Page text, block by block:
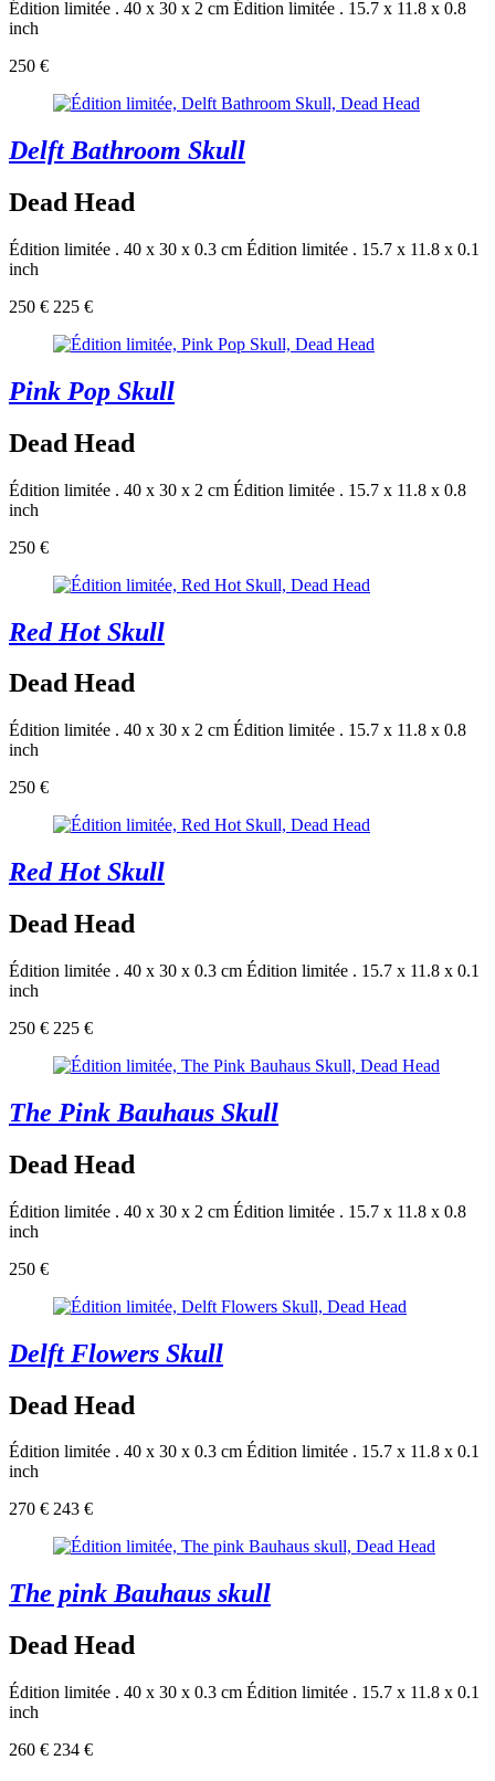
Édition limitée . 40 x 30 x 2 cm Édition limitée . 15.7 x 11.8 x 0.8
inch
250 €
Delft Bathroom Skull
Dead Head
Édition limitée . 40 x 30 x 0.3 cm Édition limitée . 15.7 x 11.8 x 0.1
inch
250 € 225 €
Pink Pop Skull
Dead Head
Édition limitée . 40 x 30 x 2 cm Édition limitée . 15.7 x 11.8 x 0.8
inch
250 €
Red Hot Skull
Dead Head
Édition limitée . 40 x 30 x 2 cm Édition limitée . 15.7 x 11.8 x 0.8
inch
250 €
Red Hot Skull
Dead Head
Édition limitée . 40 x 30 x 0.3 cm Édition limitée . 15.7 x 11.8 x 0.1
inch
250 € 225 €
The Pink Bauhaus Skull
Dead Head
Édition limitée . 40 x 30 x 2 cm Édition limitée . 15.7 x 11.8 x 0.8
inch
250 €
Delft Flowers Skull
Dead Head
Édition limitée . 40 x 30 x 0.3 cm Édition limitée . 15.7 x 11.8 x 0.1
inch
270 € 243 €
The pink Bauhaus skull
Dead Head
Édition limitée . 40 x 30 x 0.3 cm Édition limitée . 15.7 x 11.8 x 0.1
inch
260 € 234 €